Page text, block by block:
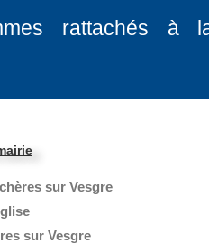
rattachés à
sur Vesgre
sur Vesgre